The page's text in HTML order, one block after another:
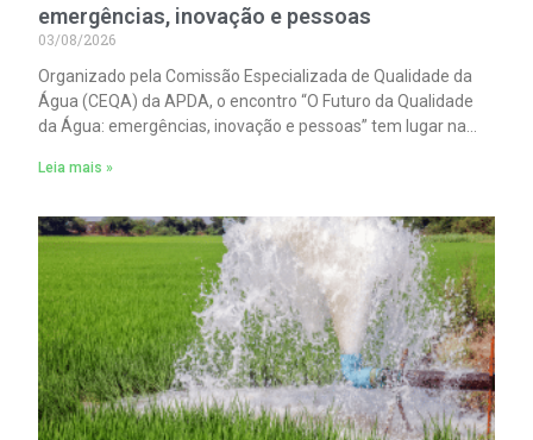
emergências, inovação e pessoas
03/08/2026
Organizado pela Comissão Especializada de Qualidade da
Água (CEQA) da APDA, o encontro “O Futuro da Qualidade
da Água: emergências, inovação e pessoas” tem lugar na
Vedras, no dia 23 de setembro.
Leia mais »